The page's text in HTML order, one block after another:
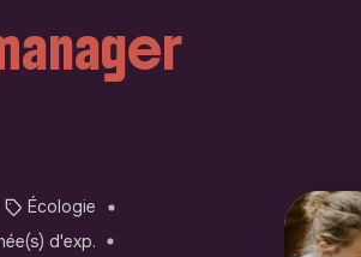
Écologie
d'exp.